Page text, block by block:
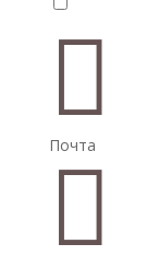

Почта
